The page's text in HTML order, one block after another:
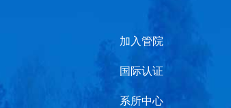
加入管院
国际认证
系所中心